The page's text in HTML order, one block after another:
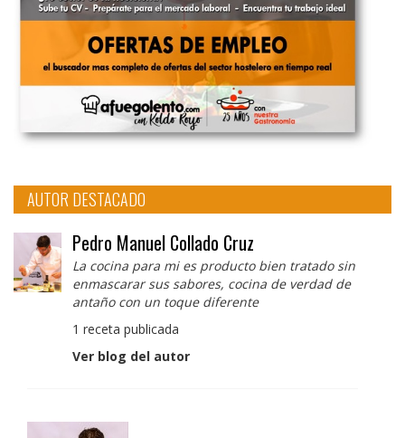
AUTOR DESTACADO
Pedro Manuel Collado Cruz
La cocina para mi es producto bien tratado sin
enmascarar sus sabores, cocina de verdad de
antaño con un toque diferente
1 receta publicada
Ver blog del autor